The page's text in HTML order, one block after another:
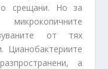
срещани. Но за
от тях
Цианобактериите
а